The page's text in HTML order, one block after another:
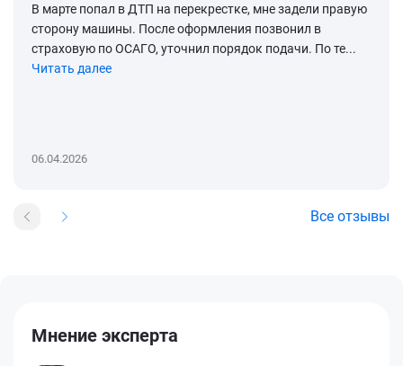
В марте попал в ДТП на перекрестке, мне задели правую
сторону машины. После оформления позвонил в
страховую по ОСАГО, уточнил порядок подачи. По те...
Читать далее
06.04.2026
Все отзывы
Мнение эксперта